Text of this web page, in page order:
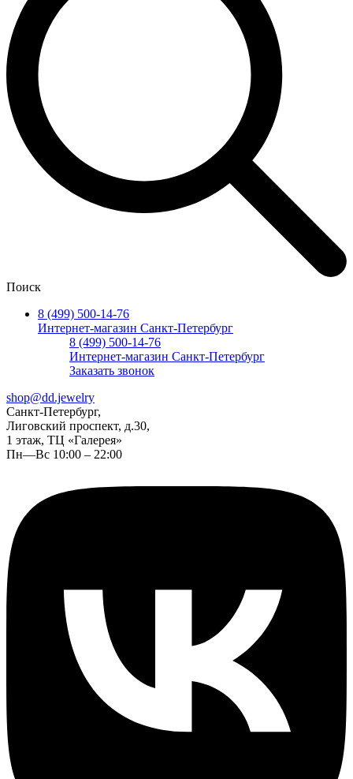
Поиск
8 (499) 500-14-76
Интернет-магазин Санкт-Петербург
8 (499) 500-14-76
Интернет-магазин Санкт-Петербург
Заказать звонок
shop@dd.jewelry
Санкт-Петербург,
Лиговский проспект, д.30,
1 этаж, ТЦ «Галерея»
Пн—Вс 10:00 – 22:00